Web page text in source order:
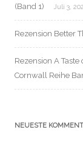
(Band 1)
Juli 3,
Rezension Better
Rezension A
Cornwall Reihe
NEUESTE